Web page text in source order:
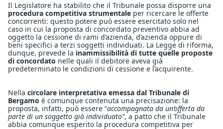
Il Legislatore ha stabilito che il Tribunale possa disporre una
procedura competitiva strumentale per ricercare le offerte
concorrenti: questo potere può essere esercitato solo nel
caso in cui la proposta di concordato preventivo abbia ad
oggetto la cessione di rami d’azienda, d’azienda oppure di
beni specifici a terzi soggetti individuati. La Legge di riforma,
dunque, prevede la inammissibilità di tutte quelle proposte
di concordato nelle quali il debitore aveva già
predeterminato le condizioni di cessione e l’acquirente.
Nella circolare interpretativa emessa dal Tribunale di
Bergamo è comunque contenuta una precisazione: la
proposta, infatti, può essere “accompagnata da un’offerta da
parte di un soggetto già individuato”, a patto che il Tribunale
abbia comunque esperito la procedura competitiva per